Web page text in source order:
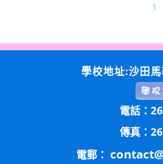
1
學校地址:沙田
電話：
傳真：
電郵：